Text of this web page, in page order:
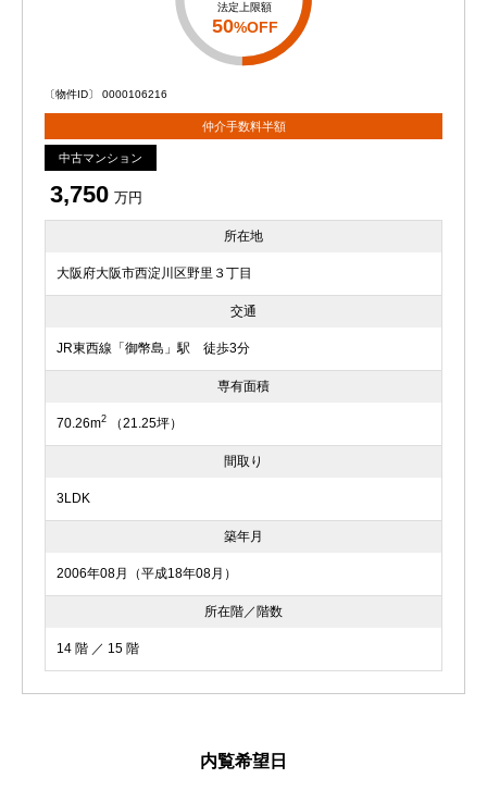
法定上限額
50%OFF
〔物件ID〕 0000106216
仲介手数料半額
中古マンション
3,750 万円
所在地
大阪府大阪市西淀川区野里３丁目
交通
JR東西線「御幣島」駅 徒歩3分
専有面積
70.26m2 （21.25坪）
間取り
3LDK
築年月
2006年08月（平成18年08月）
所在階／階数
14 階 ／ 15 階
内覧希望日